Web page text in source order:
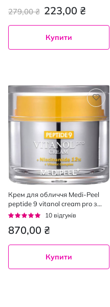
223,00 ₴
279,00 ₴
Купити
Крем для обличчя Medi-Peel
peptide 9 vitanol cream pro з
пептидами та вітанолом 50 мл
Рейтинг:
10 відгуків
870,00 ₴
Купити